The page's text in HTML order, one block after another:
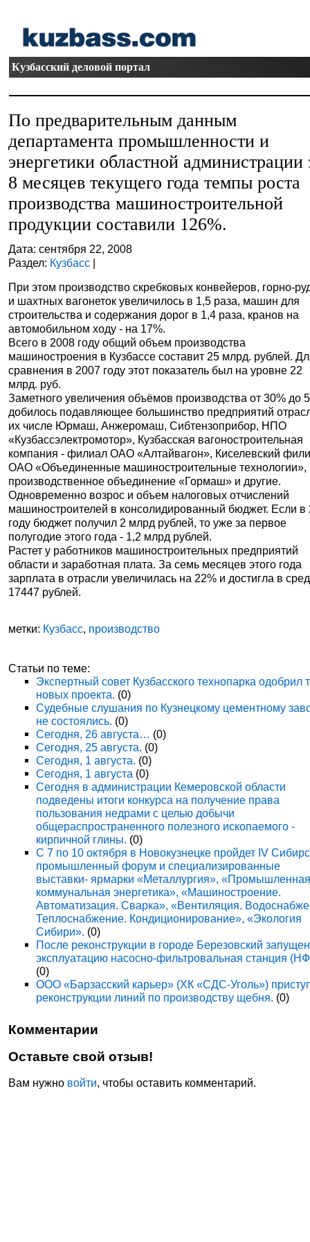
Кузбасский деловой портал
По предварительным данным
департамента промышленности и
энергетики областной администрации
8 месяцев текущего года темпы роста
производства машиностроительной
продукции составили 126%.
Дата: сентября 22, 2008
Раздел: Кузбасс |
При этом производство скребковых конвейеров, горно-
и шахтных вагонеток увеличилось в 1,5 раза, машин для
строительства и содержания дорог в 1,4 раза, кранов на
автомобильном ходу - на 17%.
Всего в 2008 году общий объем производства
машиностроения в Кузбассе составит 25 млрд. рублей.
сравнения в 2007 году этот показатель был на уровне 22
млрд. руб.
Заметного увеличения объёмов производства от 30% до
добилось подавляющее большинство предприятий
их числе Юрмаш, Анжеромаш, Сибтензоприбор, НПО
«Кузбассэлектромотор», Кузбасская вагоностроительная
компания - филиал ОАО «Алтайвагон», Киселевский
ОАО «Объединенные машиностроительные технологии»,
производственное объединение «Гормаш» и другие.
Одновременно возрос и объем налоговых отчислений
машиностроителей в консолидированный бюджет. Если в
году бюджет получил 2 млрд рублей, то уже за первое
полугодие этого года - 1,2 млрд рублей.
Растет у работников машиностроительных предприятий
области и заработная плата. За семь месяцев этого года
зарплата в отрасли увеличилась на 22% и достигла в
17447 рублей.
метки: Кузбасс, производство
Статьи по теме:
Экспертный совет Кузбасского технопарка одобрил
новых проекта. (0)
Судебные слушания по Кузнецкому цементному
не состоялись. (0)
Сегодня, 26 августа… (0)
Сегодня, 25 августа. (0)
Сегодня, 1 августа. (0)
Сегодня, 1 августа (0)
Сегодня в администрации Кемеровской области
подведены итоги конкурса на получение права
пользования недрами с целью добычи
общераспространенного полезного ископаемого -
кирпичной глины. (0)
С 7 по 10 октября в Новокузнецке пройдет IV
промышленный форум и специализированные
выставки- ярмарки «Металлургия»,
коммунальная энергетика», «Машиностроение.
Автоматизация. Сварка», «Вентиляция.
Теплоснабжение. Кондиционирование», «Экология
Сибири». (0)
После реконструкции в городе Березовский
эксплуатацию насосно-фильтровальная станция
(0)
ООО «Барзасский карьер» (ХК «СДС-Уголь»)
реконструкции линий по производству щебня. (0)
Комментарии
Оставьте свой отзыв!
Вам нужно войти, чтобы оставить комментарий.